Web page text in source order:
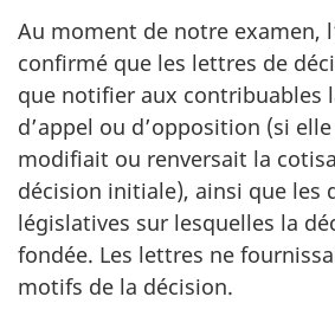
Au moment de notre examen,
confirmé que les lettres de
que notifier aux contribuables
d’appel ou d’opposition (si
modifiait ou renversait la
décision initiale), ainsi que les
législatives sur lesquelles la
fondée. Les lettres ne
motifs de la décision.